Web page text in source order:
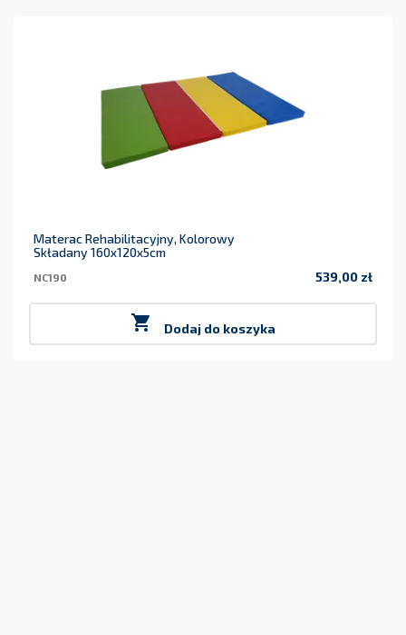
Materac Rehabilitacyjny, Kolorowy
Składany 160x120x5cm
NC190 539,00 zł
 Dodaj do koszyka